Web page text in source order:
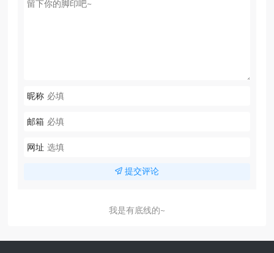
昵称
邮箱
网址
提交评论
我是有底线的~